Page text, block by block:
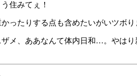
住みてぇ！
ったりする点も含めたいがいツボり
メ、ああなんて体内日和…。やは